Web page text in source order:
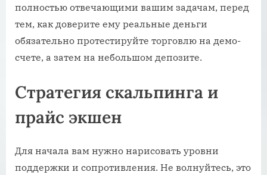
полностью отвечающими вашим задачам, перед
тем, как доверите ему реальные деньги
обязательно протестируйте торговлю на демо-
счете, а затем на небольшом депозите.
Стратегия скальпинга и
прайс экшен
Для начала вам нужно нарисовать уровни
поддержки и сопротивления. Не волнуйтесь, это